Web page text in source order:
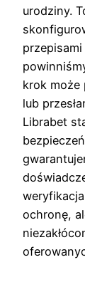
urodziny.
przepisami
krok może
lub
Librabet
ochronę,